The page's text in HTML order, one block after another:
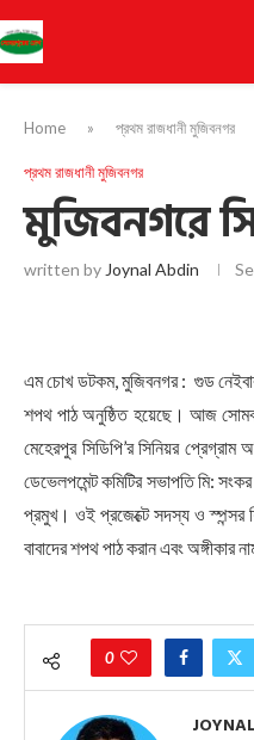
Home » প্রথম রাজধানী মুজিবনগর
প্রথম রাজধানী মুজিবনগর
মুজিবনগরে
written by Joynal Abdin
এম চোখ ডটকম, মুজিবনগর : গুড
শপথ পাঠ অনুষ্ঠিত হয়েছে। আজ
মেহেরপুর সিডিপি’র সিনিয়র
ডেভেলপমেন্ট কমিটির সভাপতি মি:
প্রমুখ। ওই প্রজেক্টে সদস্য ও স্পন্সর
বাবাদের শপথ পাঠ করান এবং অঙ্গীকার
0